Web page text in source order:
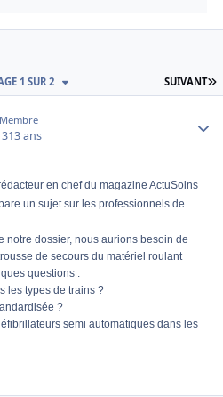
SUIVANT
1 SUR 2
Membre
13 ans
en chef du magazine ActuSoins
un sujet sur les professionnels de
notre dossier, nous aurions besoin de
de secours du matériel roulant
questions :
les types de trains ?
?
semi automatiques dans les